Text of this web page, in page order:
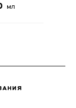
мл